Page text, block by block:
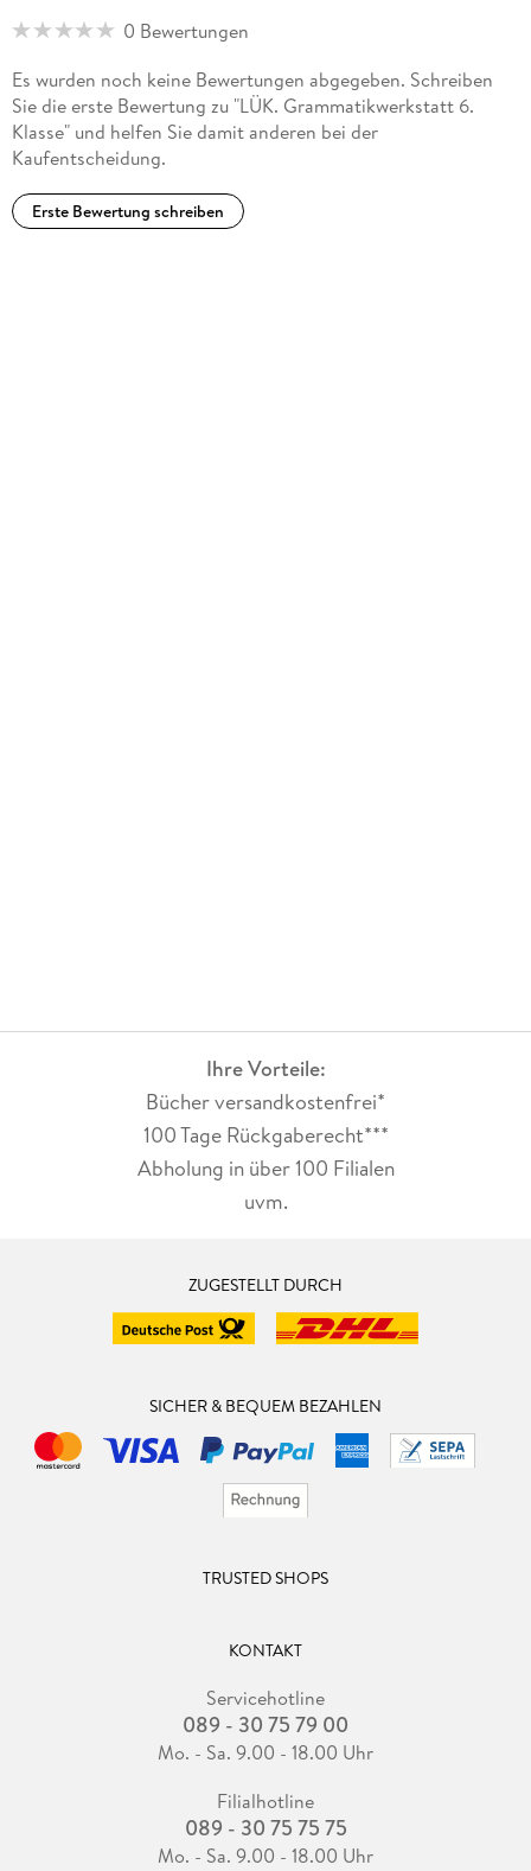
0 Bewertungen
Es wurden noch keine Bewertungen abgegeben. Schreiben
Sie die erste Bewertung zu "LÜK. Grammatikwerkstatt 6.
Klasse" und helfen Sie damit anderen bei der
Kaufentscheidung.
Erste Bewertung schreiben
Ihre Vorteile:
Bücher versandkostenfrei*
100 Tage Rückgaberecht***
Abholung in über 100 Filialen
uvm.
ZUGESTELLT DURCH
SICHER & BEQUEM BEZAHLEN
TRUSTED SHOPS
KONTAKT
Servicehotline
089 - 30 75 79 00
Mo. - Sa. 9.00 - 18.00 Uhr
Filialhotline
089 - 30 75 75 75
Mo. - Sa. 9.00 - 18.00 Uhr